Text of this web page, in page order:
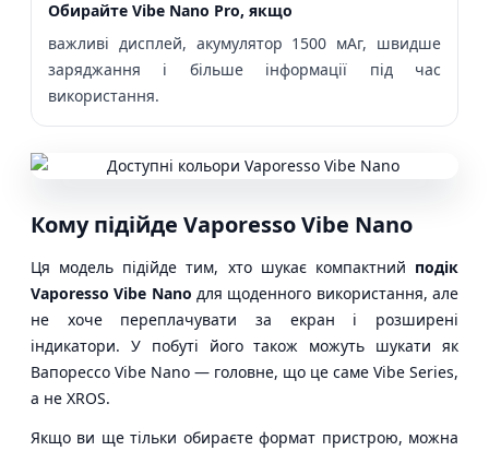
Обирайте Vibe Nano Pro, якщо
важливі дисплей, акумулятор 1500 мАг, швидше
заряджання і більше інформації під час
використання.
Кому підійде Vaporesso Vibe Nano
Ця модель підійде тим, хто шукає компактний подік
Vaporesso Vibe Nano для щоденного використання, але
не хоче переплачувати за екран і розширені
індикатори. У побуті його також можуть шукати як
Вапорессо Vibe Nano — головне, що це саме Vibe Series,
а не XROS.
Якщо ви ще тільки обираєте формат пристрою, можна